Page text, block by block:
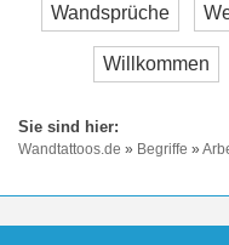
Wandsprüche
Willkommen
Wandtattoos.de » Begriffe »